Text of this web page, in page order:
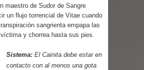
03: Reflexiones
maestro de Sudor de Sangre
un flujo torrencial de Vitae cuando
sangrienta empapa las
y chorrea hasta sus pies.
Sistema: El Cainita debe estar en
contacto con al menos una gota